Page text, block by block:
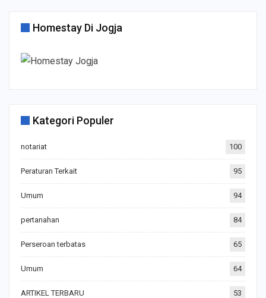
Homestay Di Jogja
Kategori Populer
notariat 100
Peraturan Terkait 95
Umum 94
pertanahan 84
Perseroan terbatas 65
Umum 64
ARTIKEL TERBARU 53